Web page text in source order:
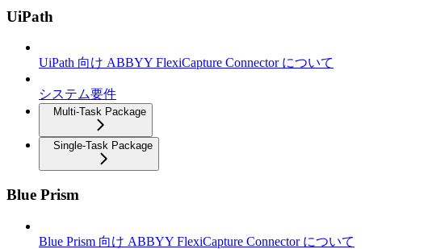
UiPath
UiPath 向け ABBYY FlexiCapture Connector について
システム要件
Multi-Task Package
Single-Task Package
Blue Prism
Blue Prism 向け ABBYY FlexiCapture Connector について